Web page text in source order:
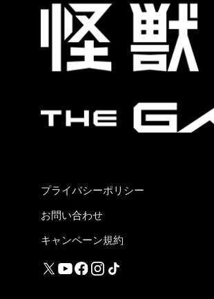
プライバシーポリシー
お問い合わせ
キャンペーン規約